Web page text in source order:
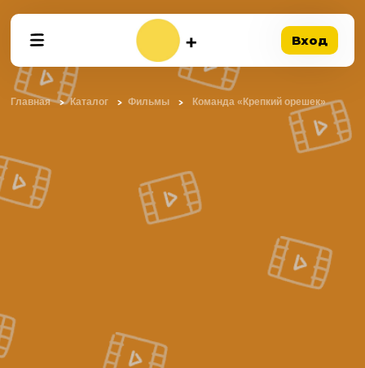
Вход
Главная Каталог Фильмы Команда «Крепкий орешек»